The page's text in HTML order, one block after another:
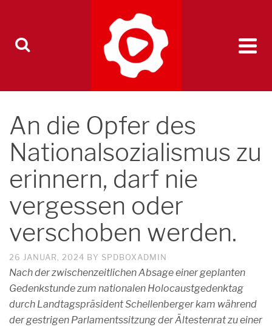
An die Opfer des
Nationalsozialismus zu
erinnern, darf nie
vergessen oder
verschoben werden.
26 JANUAR, 2024 BY SPDBOXADMIN
Nach der zwischenzeitlichen Absage einer geplanten
Gedenkstunde zum nationalen Holocaustgedenktag
durch Landtagspräsident Schellenberger kam während
der gestrigen Parlamentssitzung der Ältestenrat zu einer